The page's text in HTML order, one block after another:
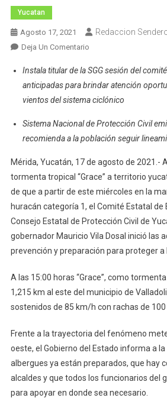
Yucatan
Agosto 17, 2021 Redaccion
Deja Un ComentarioEn
Cercanía
De
“Grace”,
Estatal
De
Yucatán
Aplica
Ya
Medidas
De
Prevención
Protección
A
La
Instala titular de la SGG sesión del
anticipadas para brindar atención
vientos del sistema ciclónico
Sistema Nacional de Protección Civil
recomienda a la población seguir
Mérida, Yucatán, 17 de agosto de 2021.-
tormenta tropical “Grace” a territorio
de que a partir de este miércoles en la
huracán categoría 1, el Comité Estatal de
Consejo Estatal de Protección Civil de
gobernador Mauricio Vila Dosal inició las
prevención y preparación para proteger a
A las 15:00 horas “Grace”, como
1,215 km al este del municipio de
sostenidos de 85 km/h con rachas de 100
Frente a la trayectoria del fenómeno
oeste, el Gobierno del Estado informa a
albergues ya están preparados, que hay
alcaldes y que todos los funcionarios del
para apoyar en donde sea necesario.